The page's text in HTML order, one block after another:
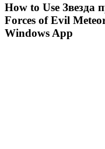
How to Use Звезда
Forces of Evil
Windows App